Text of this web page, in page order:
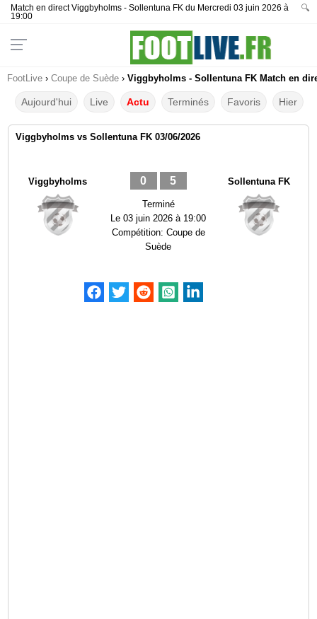
Match en direct Viggbyholms - Sollentuna FK du Mercredi 03 juin 2026 à
19:00
🔍
FootLive › Coupe de Suède › Viggbyholms - Sollentuna FK Match en
Aujourd'hui Live Actu Terminés Favoris Hier
Viggbyholms vs Sollentuna FK 03/06/2026
Viggbyholms 0 5
Terminé
Le03 juin 2026 à 19:00
Compétition: Coupe de
Suède
Sollentuna FK